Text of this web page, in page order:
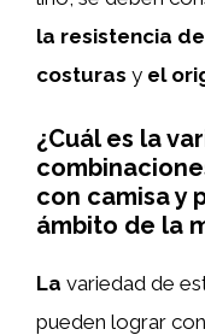
la resistencia
costuras y el
¿Cuál es la
con camisa y
ámbito de la
La variedad de
pueden lograr con